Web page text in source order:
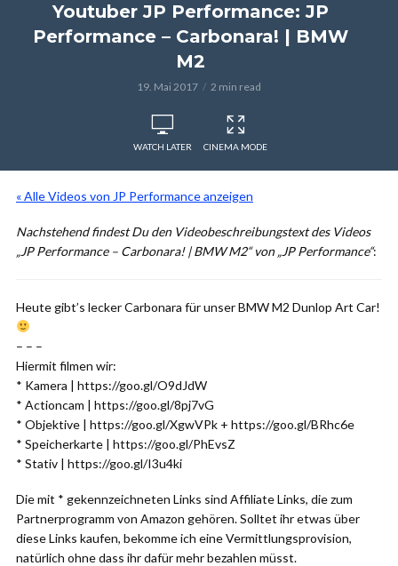
Youtuber JP Performance: JP
Performance – Carbonara! | BMW
M2
19. Mai 2017 2 min read
WATCH LATER CINEMA MODE
« Alle Videos von JP Performance anzeigen
Nachstehend findest Du den Videobeschreibungstext des Videos
„JP Performance – Carbonara! | BMW M2“ von „JP Performance“:
Heute gibt’s lecker Carbonara für unser BMW M2 Dunlop Art Car!
– – –
Hiermit filmen wir:
* Kamera | https://goo.gl/O9dJdW
* Actioncam | https://goo.gl/8pj7vG
* Objektive | https://goo.gl/XgwVPk + https://goo.gl/BRhc6e
* Speicherkarte | https://goo.gl/PhEvsZ
* Stativ | https://goo.gl/I3u4ki
Die mit * gekennzeichneten Links sind Affiliate Links, die zum
Partnerprogramm von Amazon gehören. Solltet ihr etwas über
diese Links kaufen, bekomme ich eine Vermittlungsprovision,
natürlich ohne dass ihr dafür mehr bezahlen müsst.